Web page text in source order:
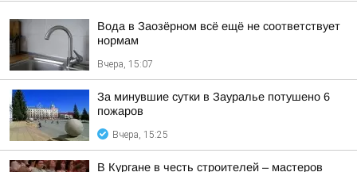
Вода в Заозёрном всё ещё не соответствует
нормам
Вчера, 15:07
За минувшие сутки в Зауралье потушено 6
пожаров
Вчера, 15:25
В Кургане в честь строителей – мастеров